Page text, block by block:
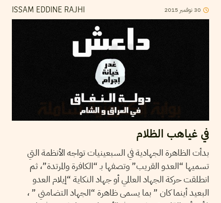
ISSAM EDDINE RAJHI 30 نوفمبر 2015
في غياهب الظلام
بدأت الظاهرة الجهادية في السبعينيات تواجه الأنظمة التي
تسميها “العدو القريب” وتصفها بـ “الكافرة والمرتدة”، ثم
انطلقت حركة الجهاد العالمي أو جهاد النكاية “إيلام العدو
البعيد أينما كان ” بما يسمى ظاهرة “الجهاد التضامني ” ،